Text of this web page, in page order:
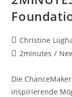
Christine
2minutes /
Die
inspirierende